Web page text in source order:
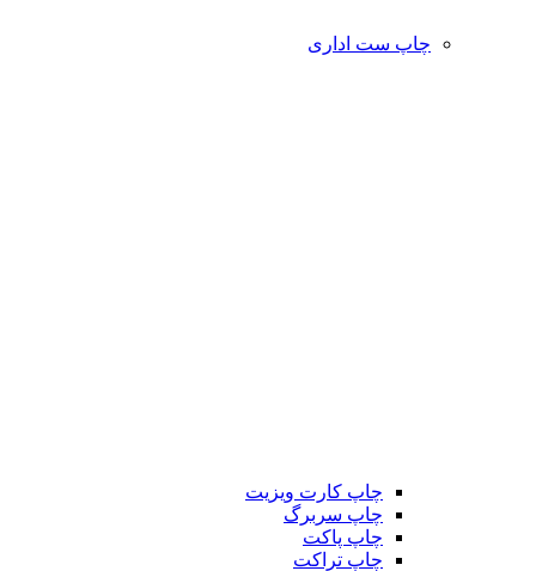
چاپ ست اداری
چاپ کارت ویزیت
چاپ سربرگ
چاپ پاکت
چاپ تراکت